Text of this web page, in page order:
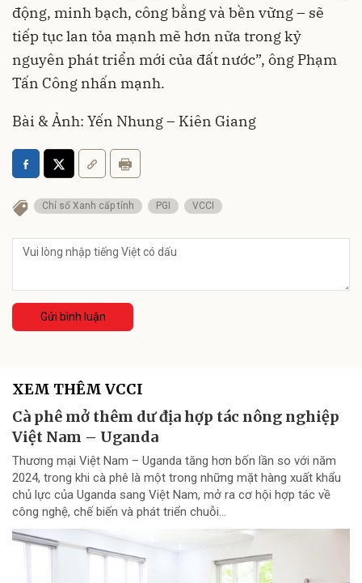
động, minh bạch, công bằng và bền vững – sẽ
tiếp tục lan tỏa mạnh mẽ hơn nữa trong kỷ
nguyên phát triển mới của đất nước”, ông Phạm
Tấn Công nhấn mạnh.
Bài & Ảnh: Yến Nhung – Kiên Giang
Chỉ số Xanh cấp tỉnh PGI VCCI
Gửi bình luận
XEM THÊM VCCI
Cà phê mở thêm dư địa hợp tác nông nghiệp
Việt Nam – Uganda
Thương mại Việt Nam – Uganda tăng hơn bốn lần so với năm
2024, trong khi cà phê là một trong những mặt hàng xuất khẩu
chủ lực của Uganda sang Việt Nam, mở ra cơ hội hợp tác về
công nghệ, chế biến và phát triển chuỗi...